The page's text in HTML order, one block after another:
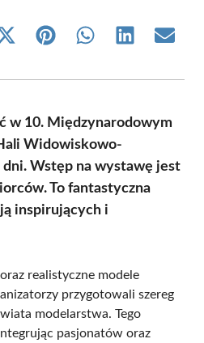
Share
(Twitter)
Share Share Share Share
w 10. Międzynarodowym
Widowiskowo-
Wstęp na wystawę jest
To fantastyczna
inspirujących i
realistyczne modele
przygotowali szereg
modelarstwa. Tego
pasjonatów oraz